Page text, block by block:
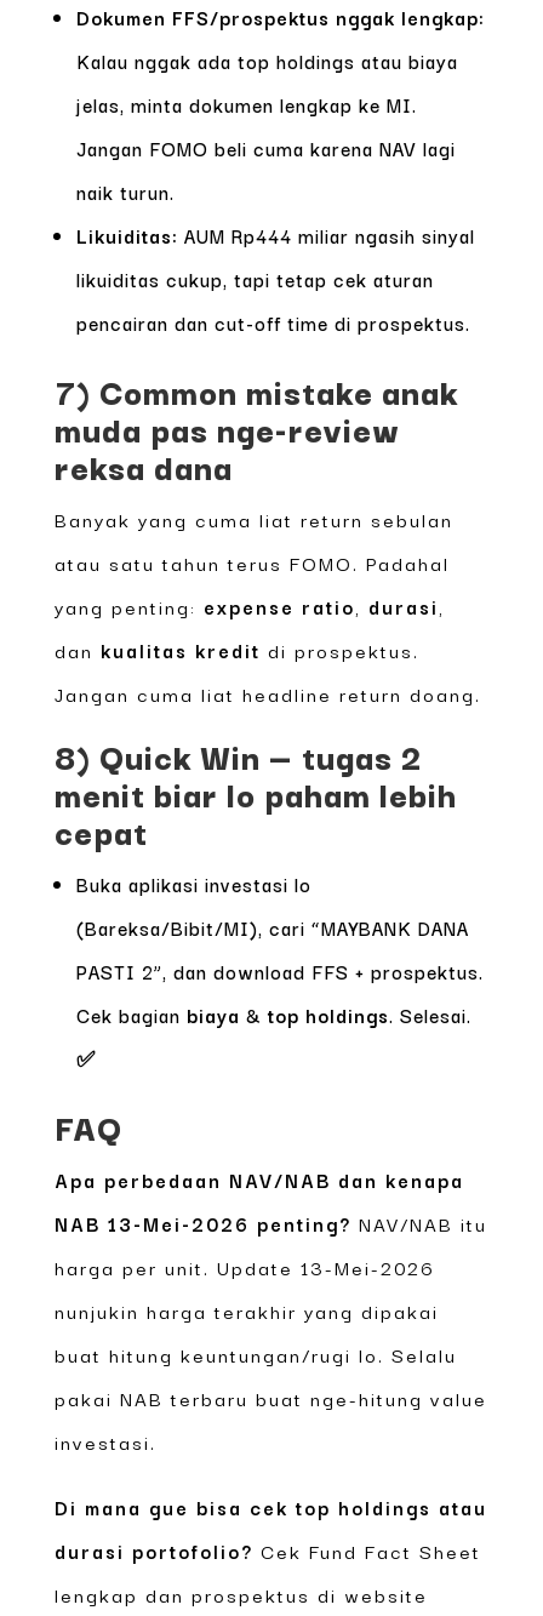
Dokumen FFS/prospektus nggak lengkap:
Kalau nggak ada top holdings atau biaya
jelas, minta dokumen lengkap ke MI.
Jangan FOMO beli cuma karena NAV lagi
naik turun.
Likuiditas: AUM Rp444 miliar ngasih sinyal
likuiditas cukup, tapi tetap cek aturan
pencairan dan cut-off time di prospektus.
7) Common mistake anak
muda pas nge-review
reksa dana
Banyak yang cuma liat return sebulan
atau satu tahun terus FOMO. Padahal
yang penting: expense ratio durasi
dan kualitas kredit di prospektus.
Jangan cuma liat headline return doang.
8) Quick Win — tugas 2
menit biar lo paham lebih
cepat
Buka aplikasi investasi lo
(Bareksa/Bibit/MI), cari “MAYBANK DANA
PASTI 2”, dan download FFS + prospektus.
Cek bagian biaya &top holdings. Selesai.
✅
FAQ
Apa perbedaan NAV/NAB dan kenapa
NAB 13-Mei-2026 penting? NAV/NAB itu
harga per unit. Update 13-Mei-2026
nunjukin harga terakhir yang dipakai
buat hitung keuntungan/rugi lo. Selalu
pakai NAB terbaru buat nge-hitung value
investasi.
Di mana gue bisa cek top holdings atau
durasi portofolio? Cek Fund Fact Sheet
lengkap dan prospektus di website